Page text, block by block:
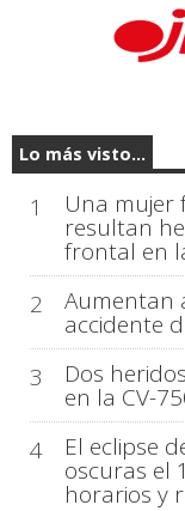
Lo más visto...
1 Una mujer
resultan
frontal en
2
Aumentan
accidente
3
Dos
en la CV-
4
El eclipse
oscuras el
horarios y